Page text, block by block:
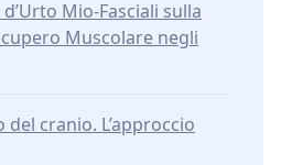
Mio-Fasciali sulla
Muscolare negli
cranio. L’approccio